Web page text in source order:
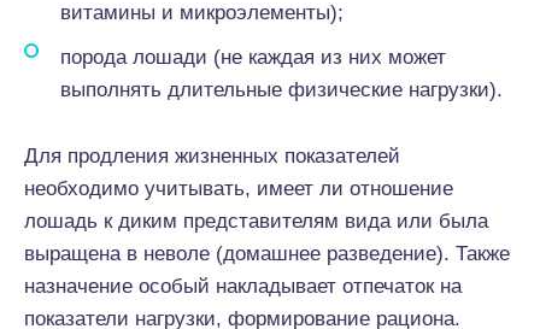
витамины и микроэлементы);
порода лошади (не каждая из них может
выполнять длительные физические нагрузки).
Для продления жизненных показателей
необходимо учитывать, имеет ли отношение
лошадь к диким представителям вида или была
выращена в неволе (домашнее разведение). Также
назначение особый накладывает отпечаток на
показатели нагрузки, формирование рациона.